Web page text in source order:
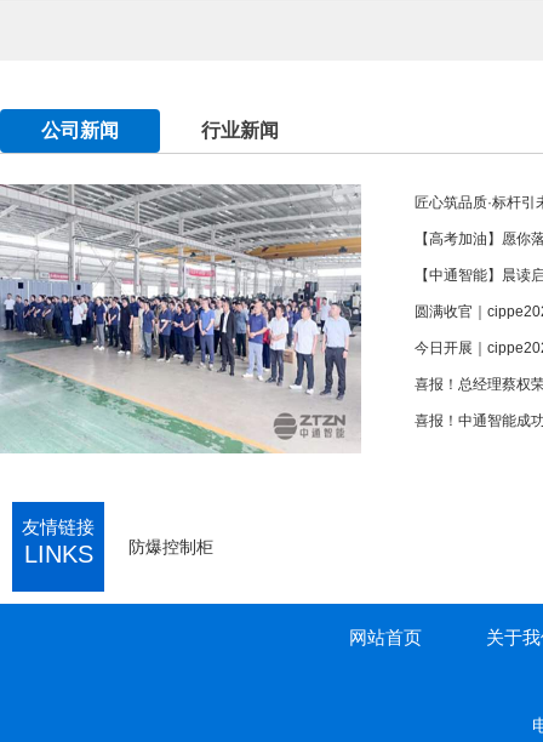
公司新闻 行业新闻
匠心筑品质·标杆引
【高考加油】愿你
【中通智能】晨读
圆满收官｜
今日开展｜
喜报！中通智能成
友情链接
LINKS 防爆控制柜
网站首页 关于